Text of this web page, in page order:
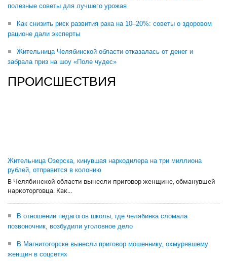
полезные советы для лучшего урожая
Как снизить риск развития рака на 10–20%: советы о здоровом
рационе дали эксперты
Жительница Челябинской области отказалась от денег и
забрала приз на шоу «Поле чудес»
ПРОИСШЕСТВИЯ
Жительница Озерска, кинувшая наркодилера на три миллиона
рублей, отправится в колонию
В Челябинской области вынесли приговор женщине, обманувшей
наркоторговца. Как...
В отношении педагогов школы, где челябинка сломала
позвоночник, возбудили уголовное дело
В Магнитогорске вынесли приговор мошеннику, охмурявшему
женщин в соцсетях